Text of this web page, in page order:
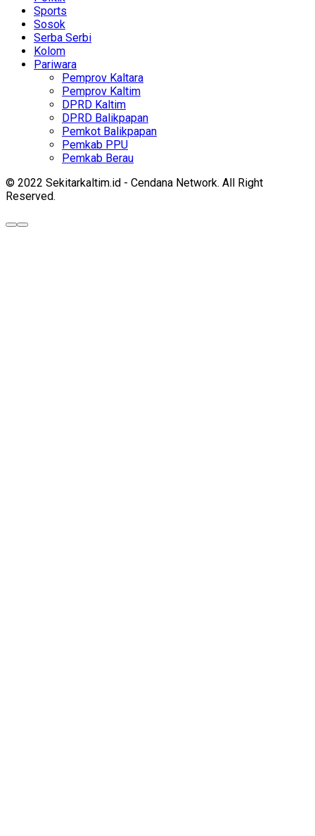
Sports
Sosok
Serba Serbi
Kolom
Pariwara
Pemprov Kaltara
Pemprov Kaltim
DPRD Kaltim
DPRD Balikpapan
Pemkot Balikpapan
Pemkab PPU
Pemkab Berau
© 2022 Sekitarkaltim.id - Cendana Network. All Right
Reserved.